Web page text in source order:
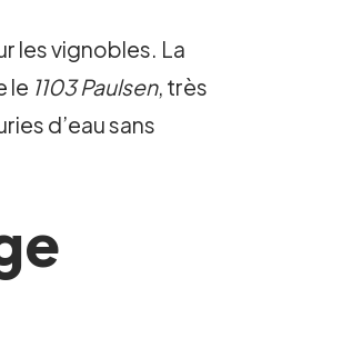
les vignobles. La
le 1103 Paulsen, très
d’eau sans